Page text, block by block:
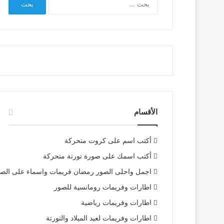
الأقسام
أكتب اسم على كروت متحركة
أكتب اسمك على صورة تورتة متحركة
اجمل واحلى الصور رمضان فريمات واسماء على
اطارات وفريمات رومانسية للصور
اطارات وفريمات رياضية
اطارات وفريمات لعيد الميلاد والتورتة